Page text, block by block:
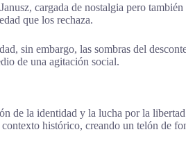
cargada de nostalgia pero
que los rechaza.
sin embargo, las sombras del
de una agitación social.
de la identidad y la lucha por la
histórico, creando un telón de